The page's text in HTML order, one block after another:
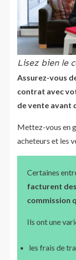
Lisez bien le
Assurez-vous
contrat avec
de vente avant
Mettez-vous en
acheteurs et les
Certaines
facturent
commission
Ils ont une
les frais de